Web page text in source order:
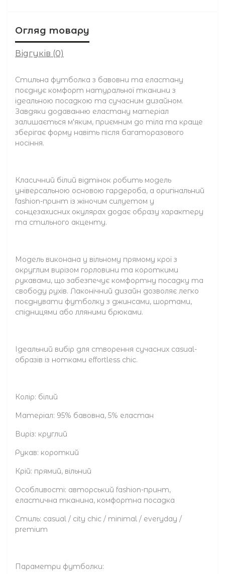
Огляд товару
Відгуків (0)
Стильна футболка з бавовни та еластану
поєднує комфорт натуральної тканини з
ідеальною посадкою та сучасним дизайном.
Завдяки додаванню еластану матеріал
залишається м'яким, приємним до тіла та краще
зберігає форму навіть після багаторазового
носіння.
Класичний білий відтінок робить модель
універсальною основою гардероба, а оригінальний
fashion-принт із жіночим силуетом у
сонцезахисних окулярах додає образу характеру
та стильного акценту.
Модель виконана у вільному прямому крої з
округлим вирізом горловини та короткими
рукавами, що забезпечує комфортну посадку та
свободу рухів. Лаконічний дизайн дозволяє легко
поєднувати футболку з джинсами, шортами,
спідницями або лляними брюками.
Ідеальний вибір для створення сучасних casual-
образів із нотками effortless chic.
Колір: білий
Матеріал: 95% бавовна, 5% еластан
Виріз: круглий
Рукав: короткий
Крій: прямий, вільний
Особливості: авторський fashion-принт,
еластична тканина, комфортна посадка
Стиль: casual / city chic / minimal / everyday /
premium
Параметри футболки: